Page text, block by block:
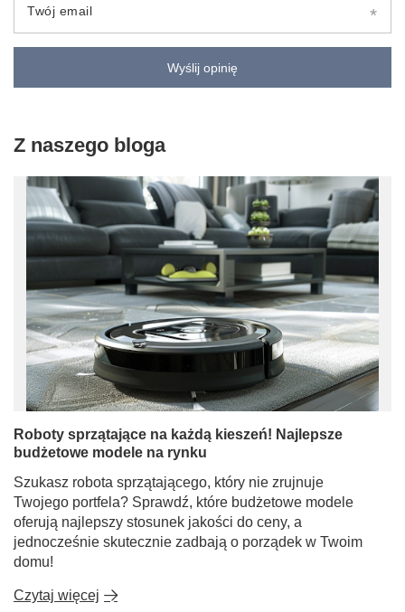
Twój email
Wyślij opinię
Z naszego bloga
Roboty sprzątające na każdą kieszeń! Najlepsze
budżetowe modele na rynku
Szukasz robota sprzątającego, który nie zrujnuje
Twojego portfela? Sprawdź, które budżetowe modele
oferują najlepszy stosunek jakości do ceny, a
jednocześnie skutecznie zadbają o porządek w Twoim
domu!
Czytaj więcej